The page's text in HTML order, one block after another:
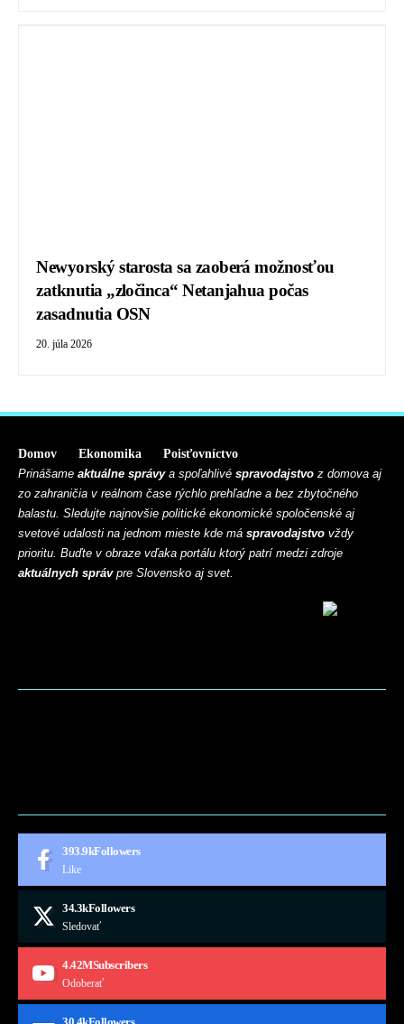
Newyorský starosta sa zaoberá možnosťou
zatknutia „zločinca“ Netanjahua počas
zasadnutia OSN
20. júla 2026
Domov Ekonomika
Poisťovníctvo
Prinášame aktuálne správya spoľahlivé spravodajstvo z domova aj
zo zahraničia v reálnom čase rýchlo prehľadne a bez zbytočného
balastu. Sledujte najnovšie politické ekonomické spoločenské aj
svetové udalosti na jednom mieste kde má spravodajstvo vždy
prioritu. Buďte v obraze vďaka portálu ktorý patrí medzi zdroje
aktuálnych správpre Slovensko aj svet.
393.9kFollowers
Like
34.3kFollowers
Sledovať
4.42MSubscribers
Odoberať